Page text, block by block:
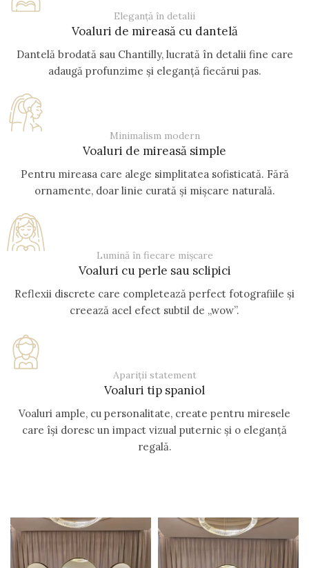
Eleganță în detalii
Voaluri de mireasă cu dantelă
Dantelă brodată sau Chantilly, lucrată în detalii fine care
adaugă profunzime și eleganță fiecărui pas.
Minimalism modern
Voaluri de mireasă simple
Pentru mireasa care alege simplitatea sofisticată. Fără
ornamente, doar linie curată și mișcare naturală.
Lumină în fiecare mișcare
Voaluri cu perle sau sclipici
Reflexii discrete care completează perfect fotografiile și
creează acel efect subtil de „wow”.
Apariții statement
Voaluri tip spaniol
Voaluri ample, cu personalitate, create pentru miresele
care își doresc un impact vizual puternic și o eleganță
regală.